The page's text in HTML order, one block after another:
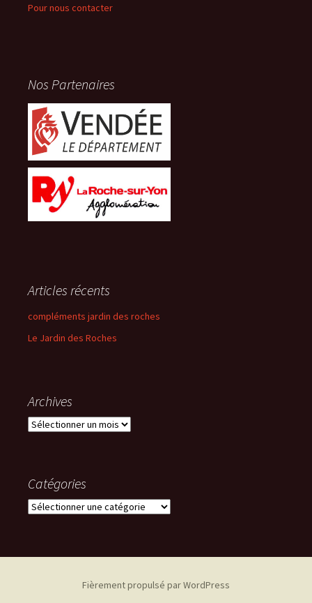
Pour nous contacter
Nos Partenaires
Articles récents
compléments jardin des roches
Le Jardin des Roches
Archives
Archives
Catégories
Catégories
Fièrement propulsé par WordPress